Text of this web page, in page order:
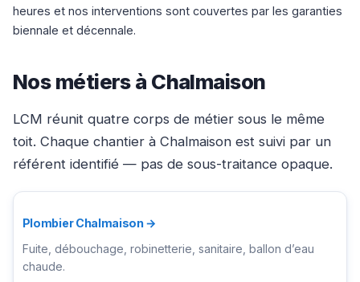
heures et nos interventions sont couvertes par les garanties
biennale et décennale.
Nos métiers à Chalmaison
LCM réunit quatre corps de métier sous le même
toit. Chaque chantier à Chalmaison est suivi par un
référent identifié — pas de sous-traitance opaque.
Plombier Chalmaison →
Fuite, débouchage, robinetterie, sanitaire, ballon d’eau
chaude.